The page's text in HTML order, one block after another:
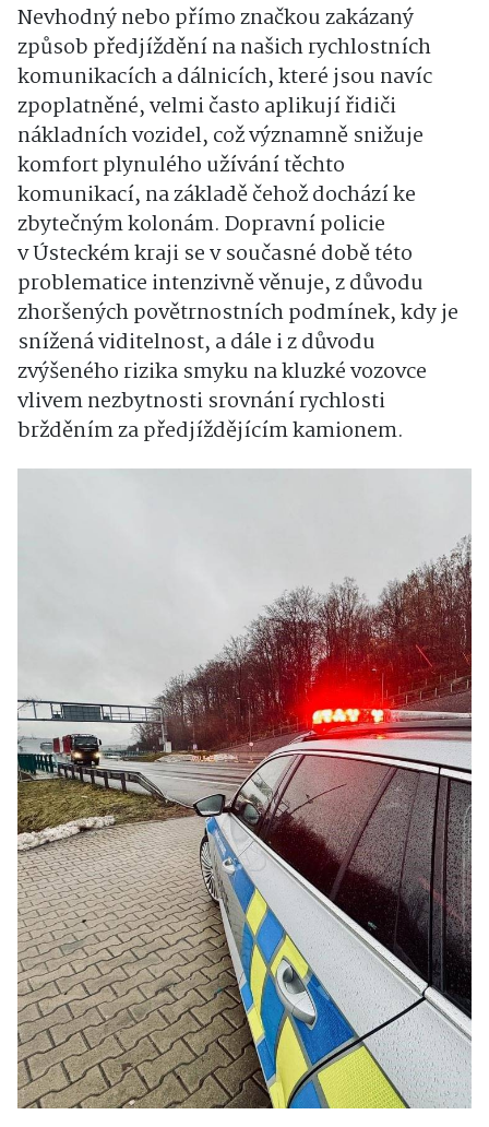
Nevhodný nebo přímo značkou zakázaný
způsob předjíždění na našich rychlostních
komunikacích a dálnicích, které jsou navíc
zpoplatněné, velmi často aplikují řidiči
nákladních vozidel, což významně snižuje
komfort plynulého užívání těchto
komunikací, na základě čehož dochází ke
zbytečným kolonám. Dopravní policie
v Ústeckém kraji se v současné době této
problematice intenzivně věnuje, z důvodu
zhoršených povětrnostních podmínek, kdy je
snížená viditelnost, a dále i z důvodu
zvýšeného rizika smyku na kluzké vozovce
vlivem nezbytnosti srovnání rychlosti
bržděním za předjíždějícím kamionem.